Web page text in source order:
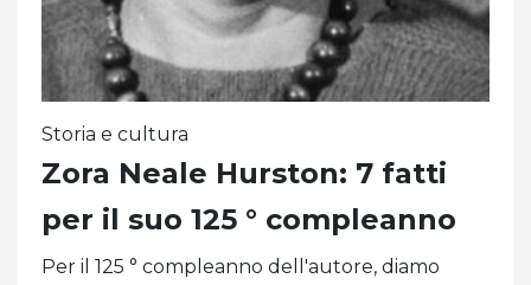
Storia e cultura
Zora Neale Hurston: 7 fatti
per il suo 125 ° compleanno
Per il 125 ° compleanno dell'autore, diamo